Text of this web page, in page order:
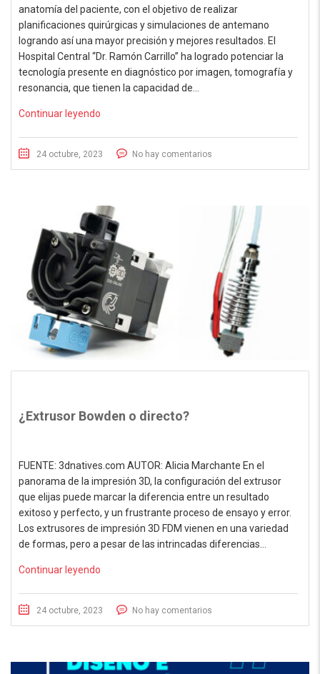
anatomía del paciente, con el objetivo de realizar
planificaciones quirúrgicas y simulaciones de antemano
logrando así una mayor precisión y mejores resultados. El
Hospital Central “Dr. Ramón Carrillo” ha logrado potenciar la
tecnología presente en diagnóstico por imagen, tomografía y
resonancia, que tienen la capacidad de…
Continuar leyendo
24 octubre, 2023 No hay comentarios
¿Extrusor Bowden o directo?
FUENTE: 3dnatives.com AUTOR: Alicia Marchante En el
panorama de la impresión 3D, la configuración del extrusor
que elijas puede marcar la diferencia entre un resultado
exitoso y perfecto, y un frustrante proceso de ensayo y error.
Los extrusores de impresión 3D FDM vienen en una variedad
de formas, pero a pesar de las intrincadas diferencias…
Continuar leyendo
24 octubre, 2023 No hay comentarios